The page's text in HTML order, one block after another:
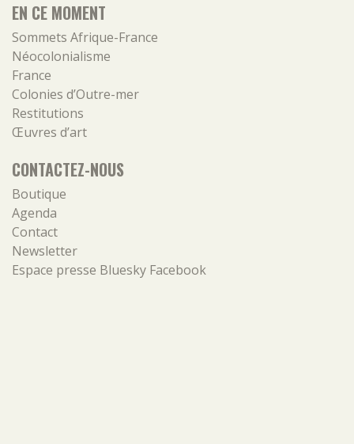
EN CE MOMENT
Sommets Afrique-France
Néocolonialisme
France
Colonies d’Outre-mer
Restitutions
Œuvres d’art
CONTACTEZ-NOUS
Boutique
Agenda
Contact
Newsletter
Espace presse Bluesky Facebook